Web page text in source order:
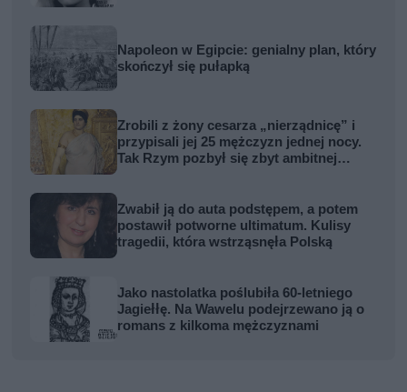
Napoleon w Egipcie: genialny plan, który
skończył się pułapką
Zrobili z żony cesarza „nierządnicę” i
przypisali jej 25 mężczyzn jednej nocy.
Tak Rzym pozbył się zbyt ambitnej
Zwabił ją do auta podstępem, a potem
postawił potworne ultimatum. Kulisy
tragedii, która wstrząsnęła Polską
Jako nastolatka poślubiła 60-letniego
Jagiełłę. Na Wawelu podejrzewano ją o
romans z kilkoma mężczyznami